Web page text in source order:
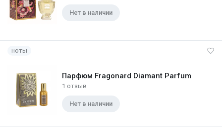
Нет в наличии
ноты
Парфюм Fragonard Diamant Parfum
1 отзыв
Нет в наличии